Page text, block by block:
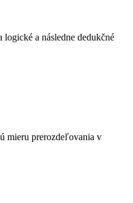
a následne dedukčné
mieru prerozdeľovania v